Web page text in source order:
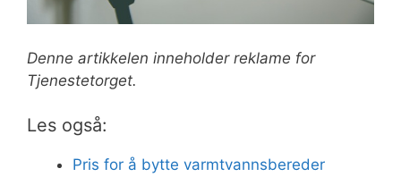
Denne artikkelen inneholder reklame for
Tjenestetorget.
Les også:
Pris for å bytte varmtvannsbereder